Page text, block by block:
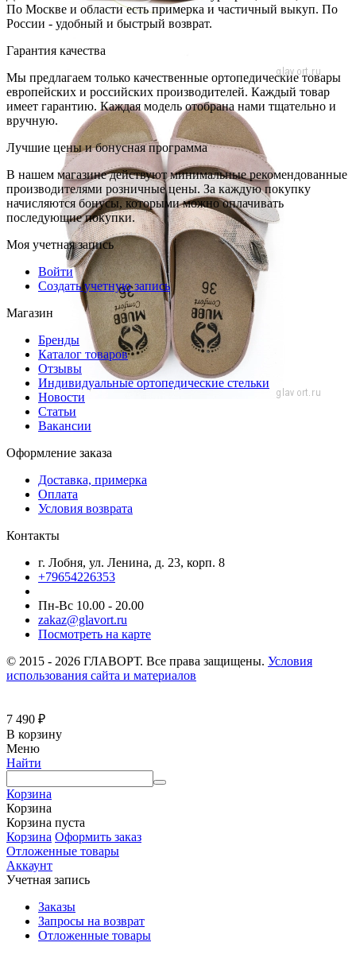
По Москве и области есть примерка и частичный выкуп. По
России - удобный и быстрый возврат.
Гарантия качества
Мы предлагаем только качественные ортопедические товары
европейских и российских производителей. Каждый товар
имеет гарантию. Каждая модель отобрана нами тщательно и
вручную.
Лучшие цены и бонусная программа
В нашем магазине действуют минимальные рекомендованные
производителями розничные цены. За каждую покупку
начисляются бонусы, которыми можно оплачивать
последующие покупки.
Моя учетная запись
Войти
Создать учетную запись
Магазин
Бренды
Каталог товаров
Отзывы
Индивидуальные ортопедические стельки
Новости
Статьи
Вакансии
Оформление заказа
Доставка, примерка
Оплата
Условия возврата
Контакты
г. Лобня, ул. Ленина, д. 23, корп. 8
+79654226353
Пн-Вс 10.00 - 20.00
zakaz@glavort.ru
Посмотреть на карте
© 2015 - 2026 ГЛАВОРТ. Все права защищены. Условия
использования сайта и материалов
7 490 ₽
В корзину
Меню
Найти
Корзина
Корзина
Корзина пуста
Корзина Оформить заказ
Отложенные товары
Аккаунт
Учетная запись
Заказы
Запросы на возврат
Отложенные товары